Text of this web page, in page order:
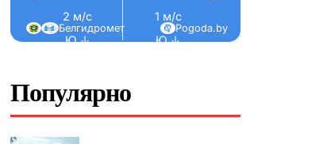
2 м/с
Ю ↓
1 м/с
Ю ↓
Ю ↓
Pogoda.by
Белгидромет
Популярно